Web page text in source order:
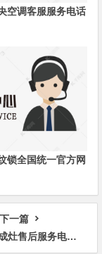
空调客服服务电话
锁全国统一官方网
下一篇
务电话全国维修服务中心